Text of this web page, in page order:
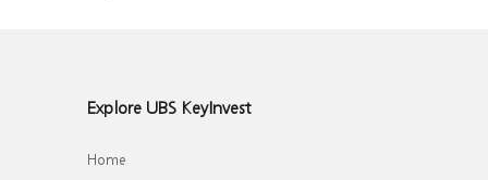
Explore UBS KeyInvest
Home